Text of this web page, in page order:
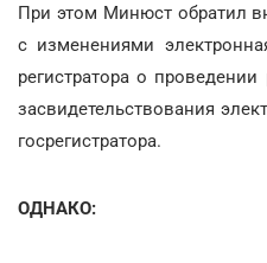
При этом Минюст обратил
с изменениями
регистратора о
засвидетельствования
госрегистратора.
ОДНАКО: